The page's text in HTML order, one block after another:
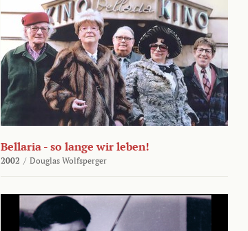
Bellaria - so lange wir leben!
2002 / Douglas Wolfsperger